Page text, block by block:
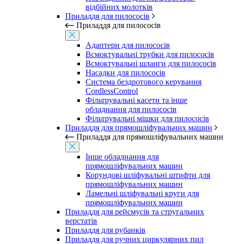
відбійних молотків
Приладдя для пилососів
Приладдя для пилососів
Адаптери для пилососів
Всмоктувальні трубки для пилососів
Всмоктувальні шланги для пилососів
Насадки для пилососів
Система бездротового керування
CordlessControl
Фільтрувальні касети та інше
обладнання для пилососів
Фільтрувальні мішки для пилососів
Приладдя для прямошліфувальних машин
Приладдя для прямошліфувальних машин
Інше обладнання для
прямошліфувальних машин
Корундові шліфувальні штифти для
прямошліфувальних машин
Ламельні шліфувальні круги для
прямошліфувальних машин
Приладдя для рейсмусів та стругальних
верстатів
Приладдя для рубанків
Приладдя для ручних циркулярних пил